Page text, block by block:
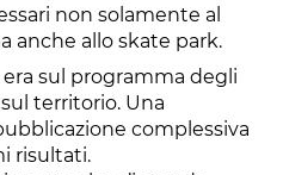
non solamente al
anche allo skate park.
sul programma degli
territorio. Una
complessiva
risultati.